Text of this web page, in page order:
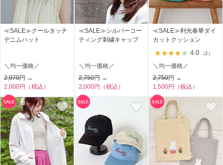
≪SALE≫クールタッチ
デニムハット
＼均一価格／
2,970円 →
2,000円（税込）
≪SALE≫シルバーコー
ティング刺繍キャップ
＼均一価格／
2,750円 →
2,000円（税込）
≪SALE≫利光春華ダイ
カットクッション
4.0 （2）
＼均一価格／
2,750円 →
1,500円（税込）